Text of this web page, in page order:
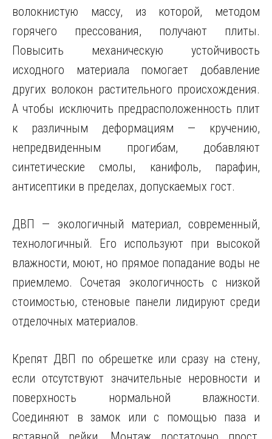
волокнистую массу, из которой, методом
горячего прессования, получают плиты.
Повысить механическую устойчивость
исходного материала помогает добавление
других волокон растительного происхождения.
А чтобы исключить предрасположенность плит
к различным деформациям — кручению,
непредвиденным прогибам, добавляют
синтетические смолы, канифоль, парафин,
антисептики в пределах, допускаемых гост.
ДВП — экологичный материал, современный,
технологичный. Его используют при высокой
влажности, моют, но прямое попадание воды не
приемлемо. Сочетая экологичность с низкой
стоимостью, стеновые панели лидируют среди
отделочных материалов.
Крепят ДВП по обрешетке или сразу на стену,
если отсутствуют значительные неровности и
поверхность нормальной влажности.
Соединяют в замок или с помощью паза и